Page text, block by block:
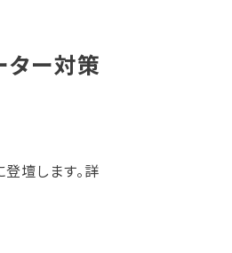
ー対策
壇します。詳